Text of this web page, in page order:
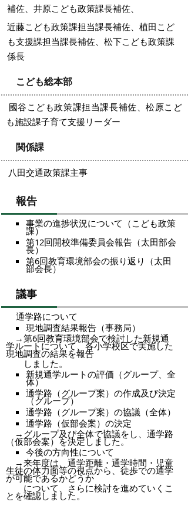
補佐、井原こども政策課長補佐、
近藤こども政策課担当課長補佐、植田こど
も支援課担当課長補佐、松下こども政策課
係長
こども総本部
國谷こども政策課担当課長補佐、松原こど
も施設課子育て支援リーダー
関係課
八田交通政策課主事
報告
事業の進捗状況について（こども政策
課）
第12回開校準備委員会報告（太田部会
長）
第6回教育環境部会の振り返り（太田
部会長）
議事
通学路について
現地調査結果報告（事務局）
→第6回教育環境部会で検討した新規通
学ルートについて、各小学校区で実施した
現地調査の結果を報告
しました。
新規通学ルートの評価（グループ、全
体）
通学路（グループ案）の作成及び決定
（グループ）
通学路（グループ案）の協議（全体）
通学路（仮部会案）の決定
→グループ及び全体で協議をし、通学路
（仮部会案）を決定しました。
今後の方向性について
→来年度は、通学距離・通学時間・児童
生徒の体力面等の視点から、徒歩での通学
が可能であるかどうか
について、さらに検討を進めていくこ
とを確認しました。